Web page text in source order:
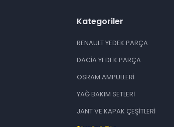
Kategoriler
RENAULT YEDEK PARÇA
DACİA YEDEK PARÇA
OSRAM AMPULLERİ
YAĞ BAKIM SETLERİ
JANT VE KAPAK ÇEŞİTLERİ